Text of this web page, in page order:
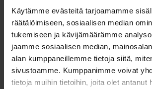
Käytämme evästeitä tarjoamamme
räätälöimiseen, sosiaalisen median
tukemiseen ja kävijämäärämme
jaamme sosiaalisen median,
alan kumppaneillemme tietoja siitä,
sivustoamme. Kumppanimme voivat
tietoja muihin tietoihin, joita olet antanut
vuosittain ns. sähköisen viestinnän
seurantaryhmässä (LVM). Tätä
muutokset tulisi käsitellä myös
kolmikantaisesti.
Suomen Ammattiliittojen